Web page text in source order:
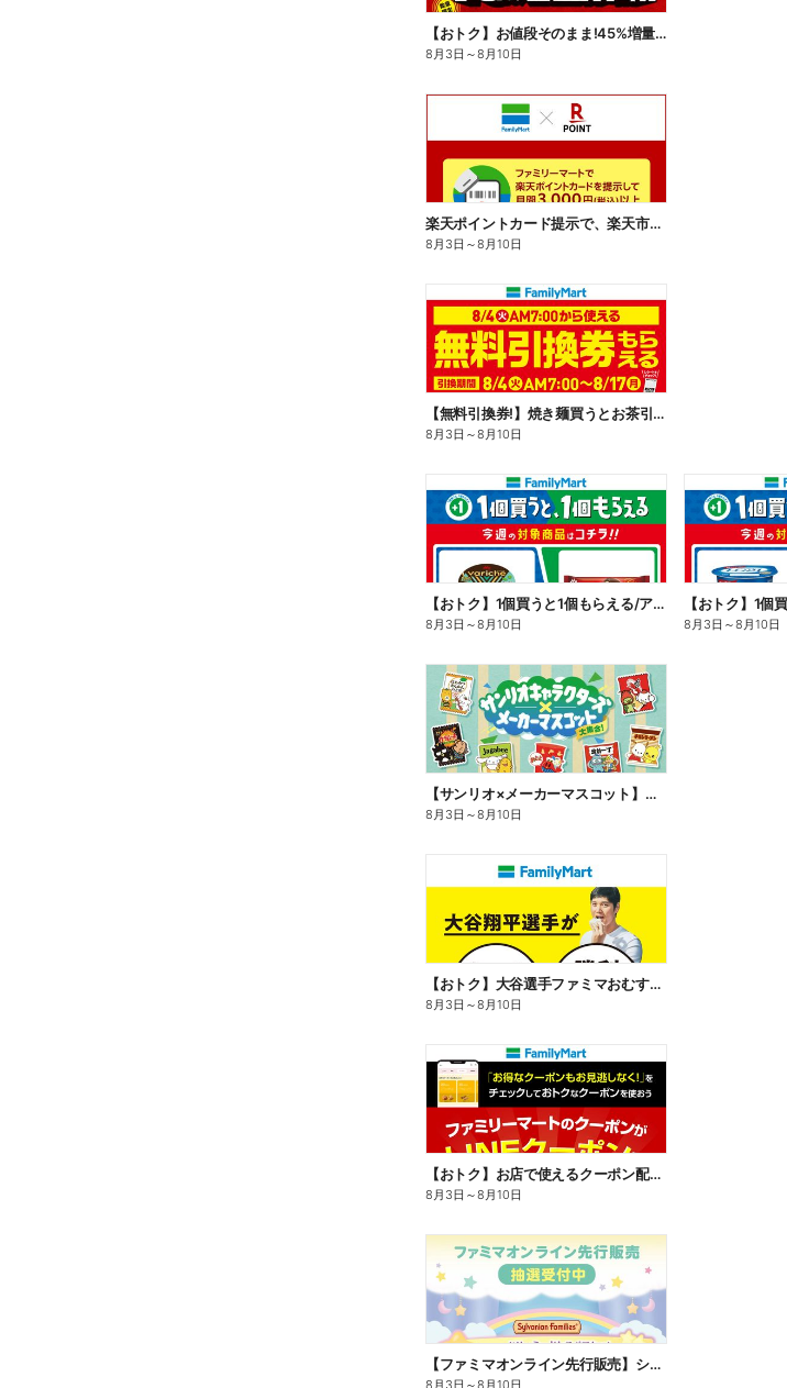
【おトク】お値段そのまま!45%増量作戦!
8月3日 ～8月10日
楽天ポイントカード提示で、楽天市場でのお買い物がおトクに!
8月3日 ～8月10日
【無料引換券!】焼き麺買うとお茶引換券貰える!
8月3日 ～8月10日
【おトク】1個買うと1個もらえる/アイス
8月3日 ～8月10日 8月3日 ～8月10日
【サンリオ×メーカーマスコット】オリジナルグッズ貰える!
8月3日 ～8月10日
【おトク】大谷選手ファミマおむすび割
8月3日 ～8月10日
【おトク】お店で使えるクーポン配信中
8月3日 ～8月10日
【ファミマオンライン先行販売】シルバニアファミリー
8月3日 ～8月10日